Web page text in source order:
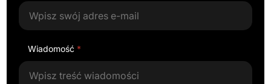
Wiadomość *